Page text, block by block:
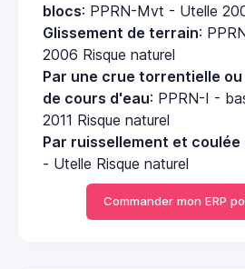
blocs: PPRN-Mvt - Utelle
Glissement de terrain:
2006 Risque naturel
Par une crue torrentielle
de cours d'eau: PPRN-I -
2011 Risque naturel
Par ruissellement et coulée
- Utelle Risque naturel
Commander mon ERP